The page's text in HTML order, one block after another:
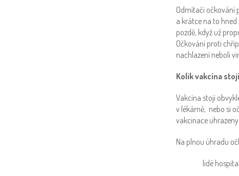
Odmítači očkování
a krátce na to
pozdě, když už
Očkování proti
nachlazení neboli
Kolik vakcína
Vakcína stojí
v lékárně, nebo si
vakcinace
Na plnou úhradu
lidé